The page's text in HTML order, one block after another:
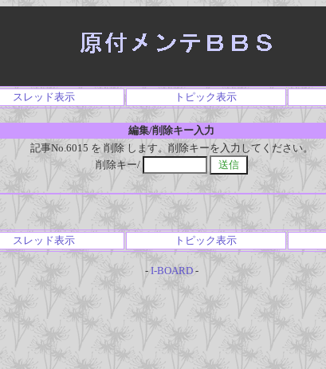
スレッド表示 トピック表示
編集/削除キー入力
記事No.6015 を 削除 します。削除キーを入力してください。
削除キー/
スレッド表示 トピック表示
- I-BOARD-